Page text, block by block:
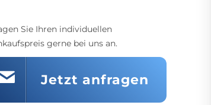
Sie Ihren individuellen
gerne bei uns an.
Jetzt anfragen